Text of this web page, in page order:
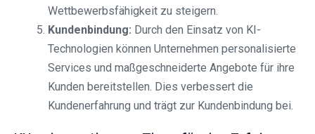
Wettbewerbsfähigkeit zu steigern.
Kundenbindung: Durch den Einsatz von KI-
Technologien können Unternehmen personalisierte
Services und maßgeschneiderte Angebote für ihre
Kunden bereitstellen. Dies verbessert die
Kundenerfahrung und trägt zur Kundenbindung bei.